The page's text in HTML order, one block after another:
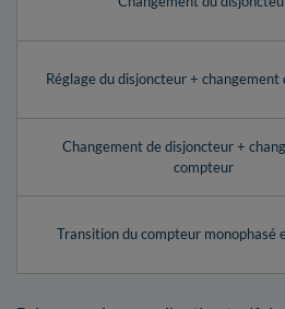
Réglage du disjoncteur + changement
Changement de disjoncteur +
compteur
Transition du compteur monophasé